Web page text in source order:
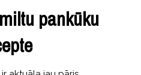
pankūku